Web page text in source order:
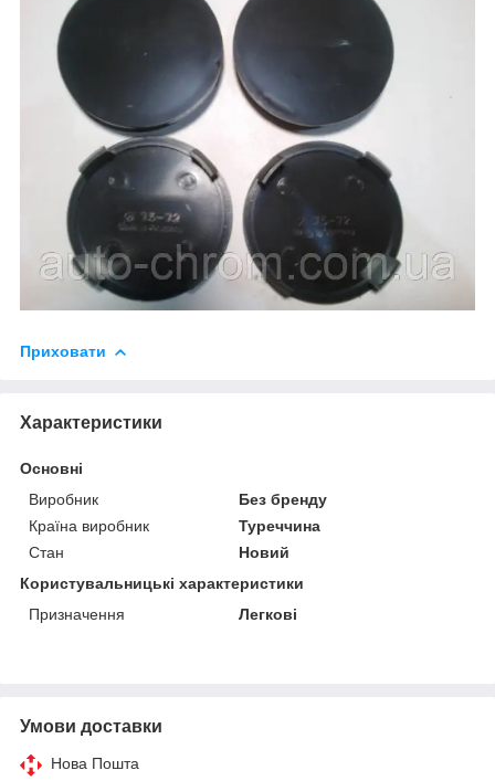
Приховати
Характеристики
Основні
Виробник
Без бренду
Країна виробник
Туреччина
Стан
Новий
Користувальницькі характеристики
Призначення
Легкові
Умови доставки
Нова Пошта